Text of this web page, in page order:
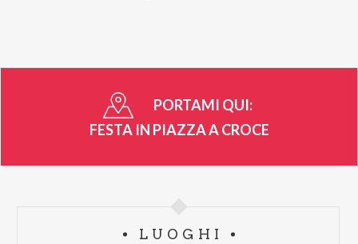
PORTAMI QUI:
FESTA IN PIAZZA A CROCE
LUOGHI